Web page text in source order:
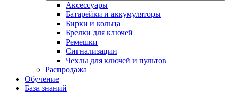
Аксессуары
Батарейки и аккумуляторы
Бирки и кольца
Брелки для ключей
Ремешки
Сигнализации
Чехлы для ключей и пультов
Распродажа
Обучение
База знаний